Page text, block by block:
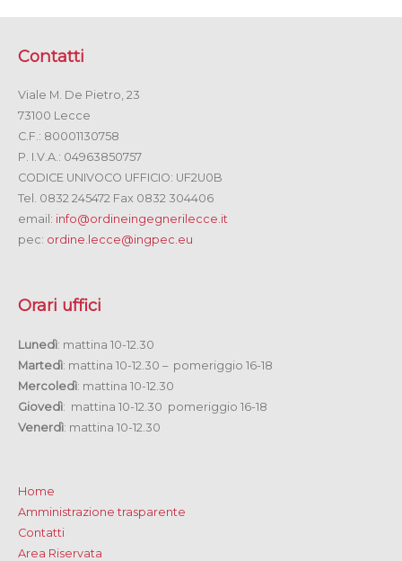
Contatti
Viale M. De Pietro, 23
73100 Lecce
C.F.: 80001130758
P. I.V.A.: 04963850757
CODICE UNIVOCO UFFICIO: UF2U0B
Tel. 0832 245472 Fax 0832 304406
email: info@ordineingegnerilecce.it
pec: ordine.lecce@ingpec.eu
Orari uffici
Lunedì: mattina 10-12.30
Martedì: mattina 10-12.30 – pomeriggio 16-18
Mercoledì: mattina 10-12.30
Giovedì: mattina 10-12.30 pomeriggio 16-18
Venerdì: mattina 10-12.30
Home
Amministrazione trasparente
Contatti
Area Riservata